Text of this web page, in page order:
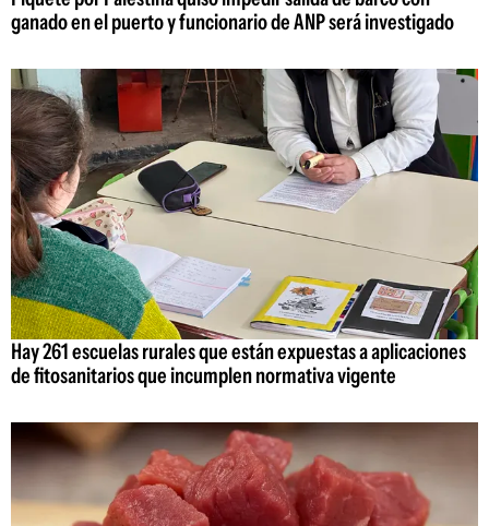
ganado en el puerto y funcionario de ANP será investigado
Hay 261 escuelas rurales que están expuestas a aplicaciones
de fitosanitarios que incumplen normativa vigente